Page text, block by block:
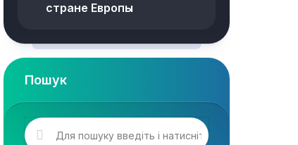
стране Европы
Пошук